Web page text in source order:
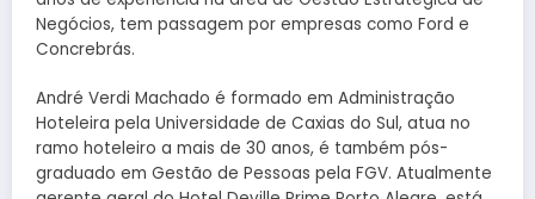
Negócios, tem passagem por empresas como Ford e
Concrebrás.
André Verdi Machado é formado em Administração
Hoteleira pela Universidade de Caxias do Sul, atua no
ramo hoteleiro a mais de 30 anos, é também pós-
graduado em Gestão de Pessoas pela FGV. Atualmente